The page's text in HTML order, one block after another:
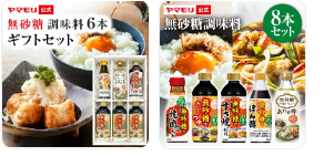
ボ 糖質制限 糖質オ
フ 糖質オフ調味料
酢 カンタン酢 お酢
調味料 あす楽 これ
ぞう オートミール
カンタン酢 お酢 2個